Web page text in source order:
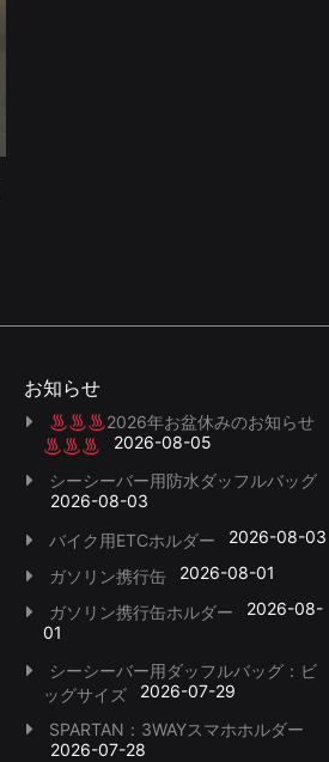
お知らせ
2026年お盆休みのお知らせ
2026-08-05
シーシーバー用防水ダッフルバッグ
2026-08-03
バイク用ETCホルダー
2026-08-03
ガソリン携行缶
2026-08-01
ガソリン携行缶ホルダー
2026-08-
01
シーシーバー用ダッフルバッグ：ビ
ッグサイズ
2026-07-29
SPARTAN：3WAYスマホホルダー
2026-07-28